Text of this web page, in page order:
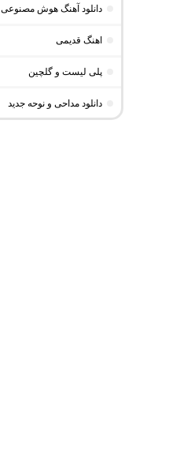
دانلود آهنگ هوش مصنوعی
اهنگ قدیمی
پلی لیست و گلچین
دانلود مداحی و نوحه جدید